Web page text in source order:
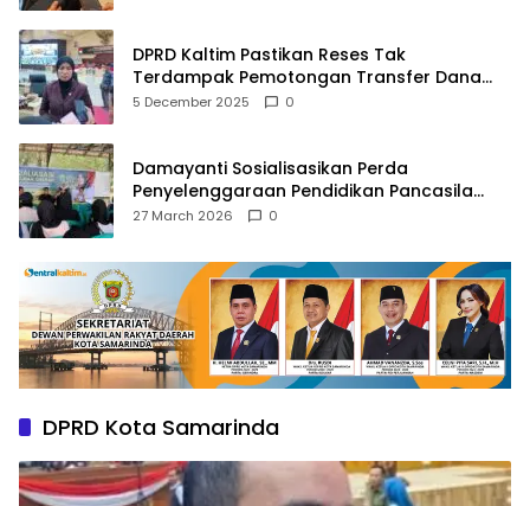
DPRD Kaltim Pastikan Reses Tak
Terdampak Pemotongan Transfer Dana
Pusat
5 December 2025 0
Damayanti Sosialisasikan Perda
Penyelenggaraan Pendidikan Pancasila
dan Wawasan Kebangsaan
27 March 2026 0
DPRD Kota Samarinda